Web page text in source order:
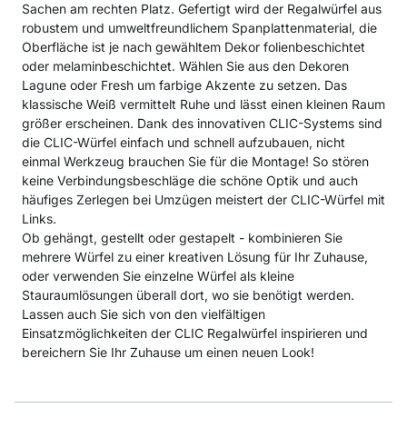
Sachen am rechten Platz. Gefertigt wird der Regalwürfel aus
robustem und umweltfreundlichem Spanplattenmaterial, die
Oberfläche ist je nach gewähltem Dekor folienbeschichtet
oder melaminbeschichtet. Wählen Sie aus den Dekoren
Lagune oder Fresh um farbige Akzente zu setzen. Das
klassische Weiß vermittelt Ruhe und lässt einen kleinen Raum
größer erscheinen. Dank des innovativen CLIC-Systems sind
die CLIC-Würfel einfach und schnell aufzubauen, nicht
einmal Werkzeug brauchen Sie für die Montage! So stören
keine Verbindungsbeschläge die schöne Optik und auch
häufiges Zerlegen bei Umzügen meistert der CLIC-Würfel mit
Links.
Ob gehängt, gestellt oder gestapelt - kombinieren Sie
mehrere Würfel zu einer kreativen Lösung für Ihr Zuhause,
oder verwenden Sie einzelne Würfel als kleine
Stauraumlösungen überall dort, wo sie benötigt werden.
Lassen auch Sie sich von den vielfältigen
Einsatzmöglichkeiten der CLIC Regalwürfel inspirieren und
bereichern Sie Ihr Zuhause um einen neuen Look!